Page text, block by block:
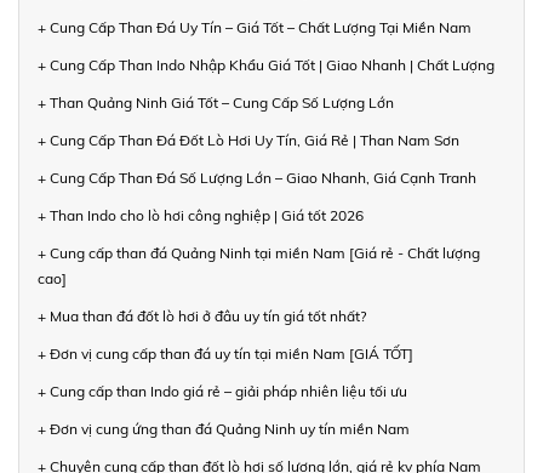
+ Cung Cấp Than Đá Uy Tín – Giá Tốt – Chất Lượng Tại Miền Nam
+ Cung Cấp Than Indo Nhập Khẩu Giá Tốt | Giao Nhanh | Chất Lượng
+ Than Quảng Ninh Giá Tốt – Cung Cấp Số Lượng Lớn
+ Cung Cấp Than Đá Đốt Lò Hơi Uy Tín, Giá Rẻ | Than Nam Sơn
+ Cung Cấp Than Đá Số Lượng Lớn – Giao Nhanh, Giá Cạnh Tranh
+ Than Indo cho lò hơi công nghiệp | Giá tốt 2026
+ Cung cấp than đá Quảng Ninh tại miền Nam [Giá rẻ - Chất lượng
cao]
+ Mua than đá đốt lò hơi ở đâu uy tín giá tốt nhất?
+ Đơn vị cung cấp than đá uy tín tại miền Nam [GIÁ TỐT]
+ Cung cấp than Indo giá rẻ – giải pháp nhiên liệu tối ưu
+ Đơn vị cung ứng than đá Quảng Ninh uy tín miền Nam
+ Chuyên cung cấp than đốt lò hơi số lượng lớn, giá rẻ kv phía Nam